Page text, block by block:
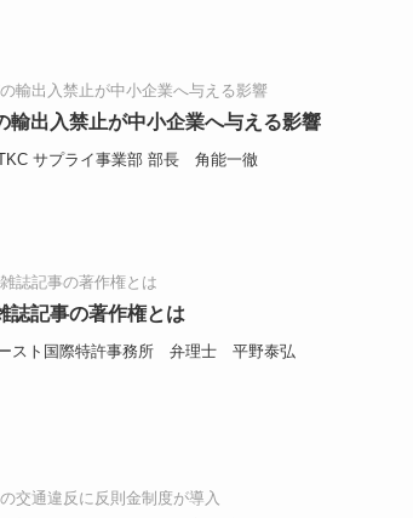
輸出入禁止が中小企業へ与える影響
サプライ事業部 部長 角能一徹
誌記事の著作権とは
スト国際特許事務所 弁理士 平野泰弘